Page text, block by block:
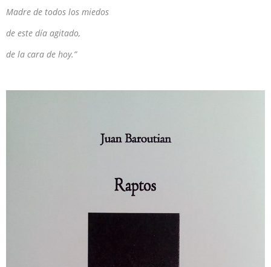
Madre de todos los miedos
de este día agitado,
de la cara de hoy.”